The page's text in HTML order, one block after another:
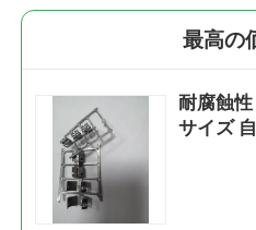
最高の
耐腐蝕
サイズ